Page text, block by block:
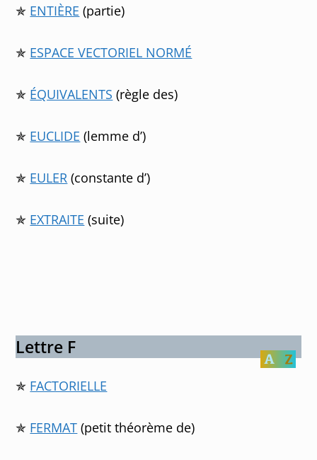
✯ ENTIÈRE (partie)
✯ ESPACE VECTORIEL NORMÉ
✯ ÉQUIVALENTS (règle des)
✯ EUCLIDE (lemme d’)
✯ EULER (constante d’)
✯ EXTRAITE (suite)
Lettre F
✯ FACTORIELLE
✯ FERMAT (petit théorème de)